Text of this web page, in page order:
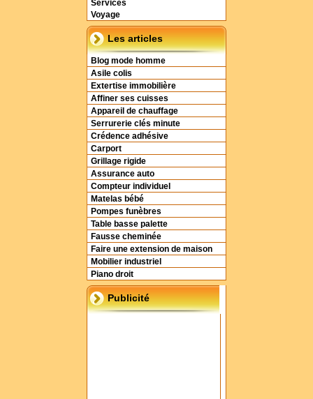
Services
Voyage
Les articles
Blog mode homme
Asile colis
Extertise immobilière
Affiner ses cuisses
Appareil de chauffage
Serrurerie clés minute
Crédence adhésive
Carport
Grillage rigide
Assurance auto
Compteur individuel
Matelas bébé
Pompes funèbres
Table basse palette
Fausse cheminée
Faire une extension de maison
Mobilier industriel
Piano droit
Publicité